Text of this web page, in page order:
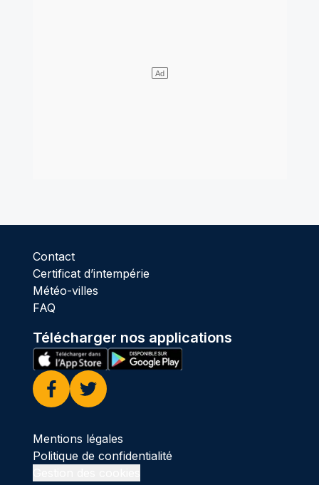
Contact
Certificat d’intempérie
Météo-villes
FAQ
Télécharger nos applications
Facebook
Twitter
Mentions légales
Politique de confidentialité